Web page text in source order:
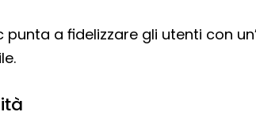
punta a fidelizzare gli utenti con